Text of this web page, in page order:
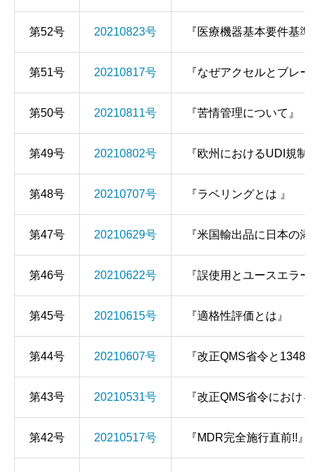
第52号 20210823号 『医療機器基本要件基準
第51号 20210817号 『なぜアクセルとブレ
第50号 20210811号 『苦情管理について』
第49号 20210802号 『欧州におけるUDI規制
第48号 20210707号 『ラベリングとは 』
第47号 20210629号 『米国輸出品に日本の添
第46号 20210622号 『誤使用とユースエラー
第45号 20210615号 『適格性評価とは』
第44号 20210607号 『改正QMS省令と13485
第43号 20210531号 『改正QMS省令におけ
第42号 20210517号 『MDR完全施行直前!!』